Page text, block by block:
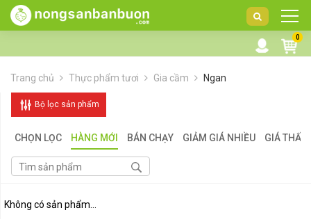
0
DANH
MỤC
Trang chủ Thực phẩm tươi Gia cầm Ngan
Bộ lọc sản phẩm
CHỌN LỌC HÀNG MỚI BÁN CHẠY GIẢM GIÁ NHIỀU GIÁ THẤP
Không có sản phẩm...